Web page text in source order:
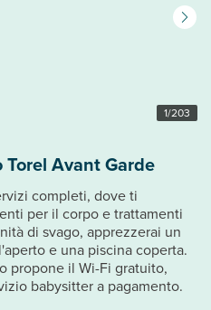
1/203
Avant Garde
completi, dove ti
per il corpo e trattamenti
di svago, apprezzerai un
e una piscina coperta.
propone il Wi-Fi gratuito,
babysitter a pagamento.